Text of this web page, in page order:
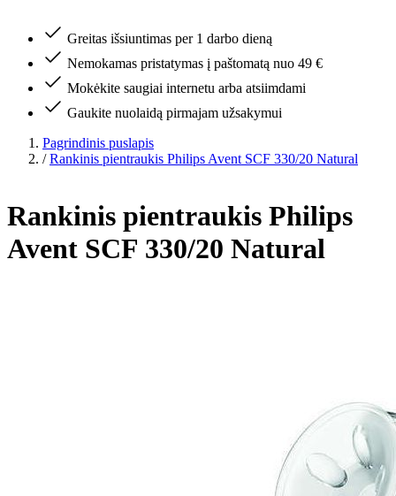
Greitas išsiuntimas per 1 darbo dieną
Nemokamas pristatymas į paštomatą nuo 49 €
Mokėkite saugiai internetu arba atsiimdami
Gaukite nuolaidą pirmajam užsakymui
Pagrindinis puslapis
/ Rankinis pientraukis Philips Avent SCF 330/20 Natural
Rankinis pientraukis Philips
Avent SCF 330/20 Natural